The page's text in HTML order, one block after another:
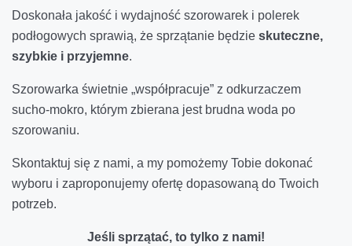
Doskonała jakość i wydajność szorowarek i polerek
podłogowych sprawią, że sprzątanie będzie skuteczne,
szybkie i przyjemne.
Szorowarka świetnie „współpracuje” z odkurzaczem
sucho-mokro, którym zbierana jest brudna woda po
szorowaniu.
Skontaktuj się z nami, a my pomożemy Tobie dokonać
wyboru i zaproponujemy ofertę dopasowaną do Twoich
potrzeb.
Jeśli sprzątać, to tylko z nami!